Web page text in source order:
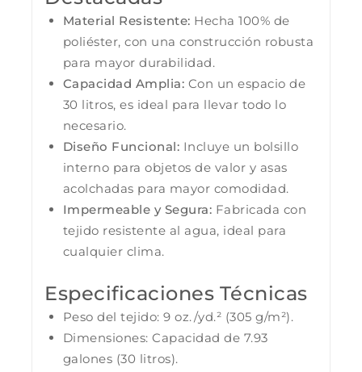
Material Resistente: Hecha 100% de
poliéster, con una construcción robusta
para mayor durabilidad.
Capacidad Amplia: Con un espacio de
30 litros, es ideal para llevar todo lo
necesario.
Diseño Funcional: Incluye un bolsillo
interno para objetos de valor y asas
acolchadas para mayor comodidad.
Impermeable y Segura: Fabricada con
tejido resistente al agua, ideal para
cualquier clima.
Especificaciones Técnicas
Peso del tejido: 9 oz./yd.² (305 g/m²).
Dimensiones: Capacidad de 7.93
galones (30 litros).